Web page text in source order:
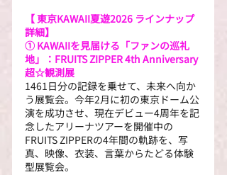
【 東京KAWAII夏遊2026 ラインナップ
詳細】
① KAWAIIを見届ける「ファンの巡礼
地」：FRUITS ZIPPER 4th Anniversary
超☆観測展
1461日分の記録を乗せて、未来へ向か
う展覧会。今年2月に初の東京ドーム公
演を成功させ、現在デビュー4周年を記
念したアリーナツアーを開催中の
FRUITS ZIPPERの4年間の軌跡を、写
真、映像、衣装、言葉からたどる体験
型展覧会。